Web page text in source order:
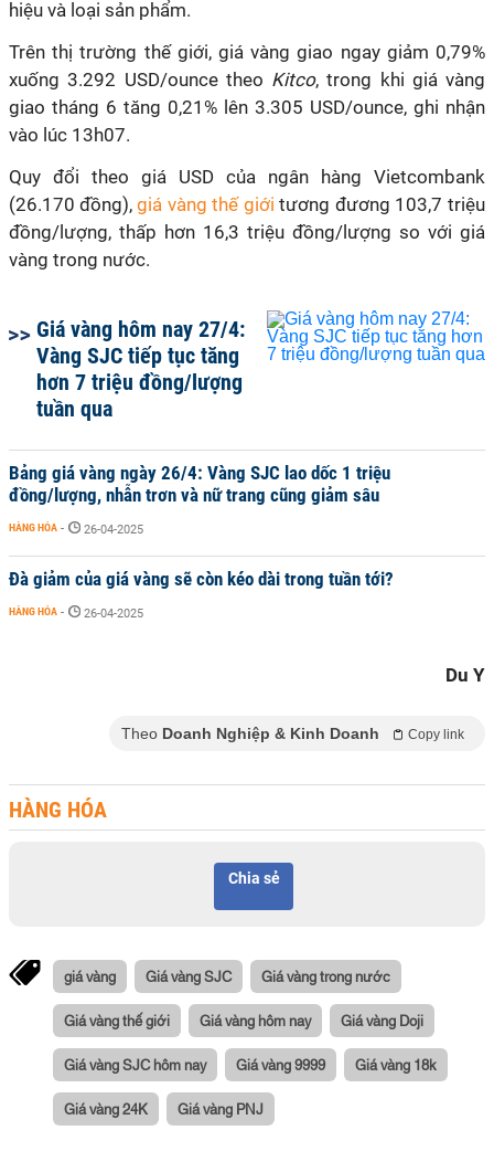
hiệu và loại sản phẩm.
Trên thị trường thế giới, giá vàng giao ngay giảm 0,79%
xuống 3.292 USD/ounce theo Kitco, trong khi giá vàng
giao tháng 6 tăng 0,21% lên 3.305 USD/ounce, ghi nhận
vào lúc 13h07.
Quy đổi theo giá USD của ngân hàng Vietcombank
(26.170 đồng), giá vàng thế giới tương đương 103,7 triệu
đồng/lượng, thấp hơn 16,3 triệu đồng/lượng so với giá
vàng trong nước.
Giá vàng hôm nay 27/4:
Vàng SJC tiếp tục tăng
hơn 7 triệu đồng/lượng
tuần qua
Bảng giá vàng ngày 26/4: Vàng SJC lao dốc 1 triệu
đồng/lượng, nhẫn trơn và nữ trang cũng giảm sâu
HÀNG HÓA - 26-04-2025
Đà giảm của giá vàng sẽ còn kéo dài trong tuần tới?
HÀNG HÓA - 26-04-2025
Du Y
Theo Doanh Nghiệp & Kinh Doanh Copy link
HÀNG HÓA
Chia sẻ
giá vàng Giá vàng SJC Giá vàng trong nước
Giá vàng thế giới Giá vàng hôm nay Giá vàng Doji
Giá vàng SJC hôm nay Giá vàng 9999 Giá vàng 18k
Giá vàng 24K Giá vàng PNJ